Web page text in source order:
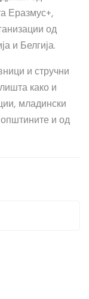
Еразмус+,
од
и Белгија.
и стручни
како и
младински
и од